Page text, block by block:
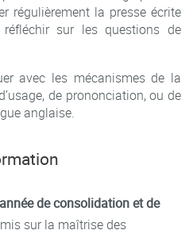
régulièrement la presse écrite
sur les questions de
avec les mécanismes de la
de prononciation, ou de
anglaise.
de consolidation et de
mis sur la maîtrise des